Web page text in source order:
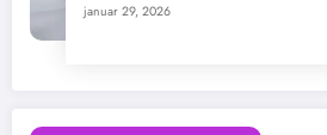
januar 29, 2026